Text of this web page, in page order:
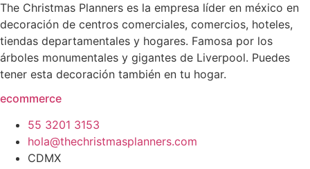
The Christmas Planners es la empresa líder en méxico en
decoración de centros comerciales, comercios, hoteles,
tiendas departamentales y hogares. Famosa por los
árboles monumentales y gigantes de Liverpool. Puedes
tener esta decoración también en tu hogar.
ecommerce
55 3201 3153
hola@thechristmasplanners.com
CDMX